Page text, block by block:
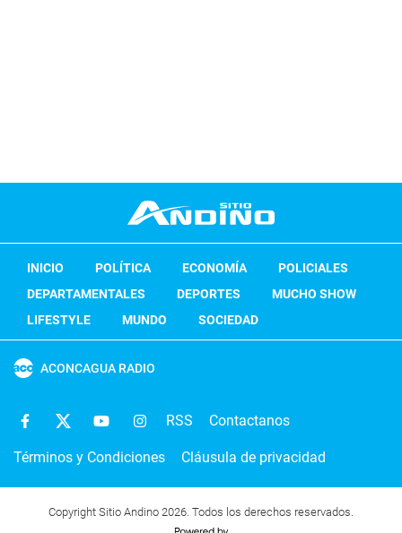
INICIO POLÍTICA ECONOMÍA
POLICIALES
DEPARTAMENTALES
DEPORTES
MUCHO SHOW
LIFESTYLE
MUNDO SOCIEDAD
ACONCAGUA RADIO
RSS Contactanos
Términos y Condiciones Cláusula de privacidad
Copyright Sitio Andino 2026. Todos los derechos reservados.